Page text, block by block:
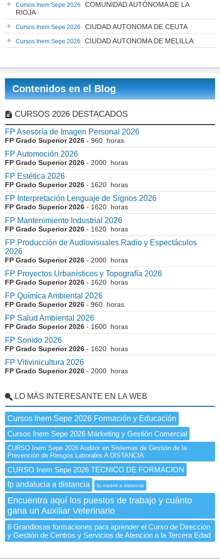
Cursos Inem Sepe 2026
COMUNIDAD AUTÓNOMA DE LA
RIOJA
Cursos Inem Sepe 2026 CIUDAD AUTONOMA DE CEUTA
Cursos Inem Sepe 2026 CIUDAD AUTONOMA DE MELILLA
Contenidos en el Blog
CURSOS 2026 DESTACADOS
FP Asesoría de Imagen Personal 2026
FP Grado Superior 2026 - 960 horas
FP Automoción 2026
FP Grado Superior 2026 - 2000 horas
FP Estética 2026
FP Grado Superior 2026 - 1620 horas
FP Interpretación Lenguaje de Signos 2026
FP Grado Superior 2026 - 1620 horas
FP Mantenimiento Industrial 2026
FP Grado Superior 2026 - 1620 horas
FP Producción de Audiovisuales Radio y Espectáculos
2026
FP Grado Superior 2026 - 2000 horas
FP Proyectos Urbanísticos y Topografía 2026
FP Grado Superior 2026 - 1620 horas
FP Química Ambiental 2026
FP Grado Superior 2026 - 960 horas
FP Salud Ambiental 2026
FP Grado Superior 2026 - 1600 horas
FP Sonido 2026
FP Grado Superior 2026 - 1620 horas
FP Vitivinicultura 2026
FP Grado Superior 2026 - 2000 horas
LO MÁS INTERESANTE EN LA WEB
Cursos Inem Sepe 2026 Formación y Educación
Cursos Inem Sepe 2026 Márketing y Gestión Comercial
CURSO Inem Sepe 2026 Auditor en Sistemas de Gestión de la
Prevención de Riesgos Laborales A DISTANCIA
CURSO Inem Sepe 2026 TECNICO DE FORMACION
fp andalucia a distancia
fp madrid a distancia
Encuentra aquí los puestos de trabajo y cuánto
gana un Auxiliar Veterinario
8 Grandiosas formaciones para aprender el Curso de Dirección
y Gestión de Centros y Servicios de Atención a la Tercera Edad